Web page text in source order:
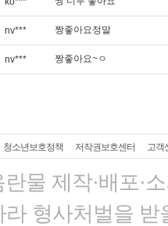
nv*** 짱좋아요정말
nv*** 짱좋아요~ㅇ
청소년보호정책 저작권보호센터 고객
물 제작·배포·
라 형사처벌을 받